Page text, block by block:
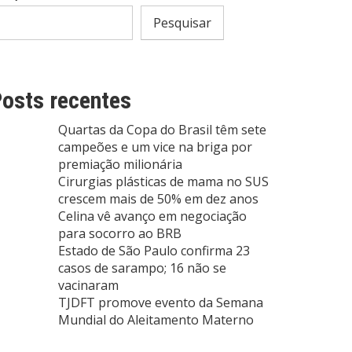
Pesquisar
recentes
Quartas da Copa do Brasil têm sete
campeões e um vice na briga por
premiação milionária
Cirurgias plásticas de mama no SUS
crescem mais de 50% em dez anos
Celina vê avanço em negociação
para socorro ao BRB
Estado de São Paulo confirma 23
casos de sarampo; 16 não se
vacinaram
TJDFT promove evento da Semana
Mundial do Aleitamento Materno